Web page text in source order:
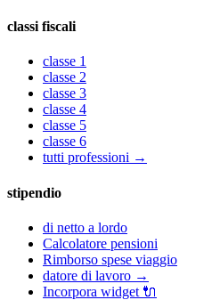
classi fiscali
classe 1
classe 2
classe 3
classe 4
classe 5
classe 6
tutti professioni →
stipendio
di netto a lordo
Calcolatore pensioni
Rimborso spese viaggio
datore di lavoro →
Incorpora widget 🔌